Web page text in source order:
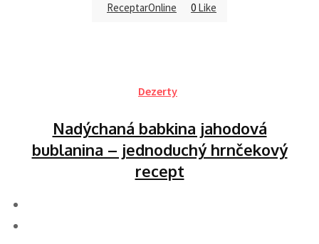
ReceptarOnline 0 Like
Dezerty
Nadýchaná babkina jahodová
bublanina – jednoduchý hrnčekový
recept